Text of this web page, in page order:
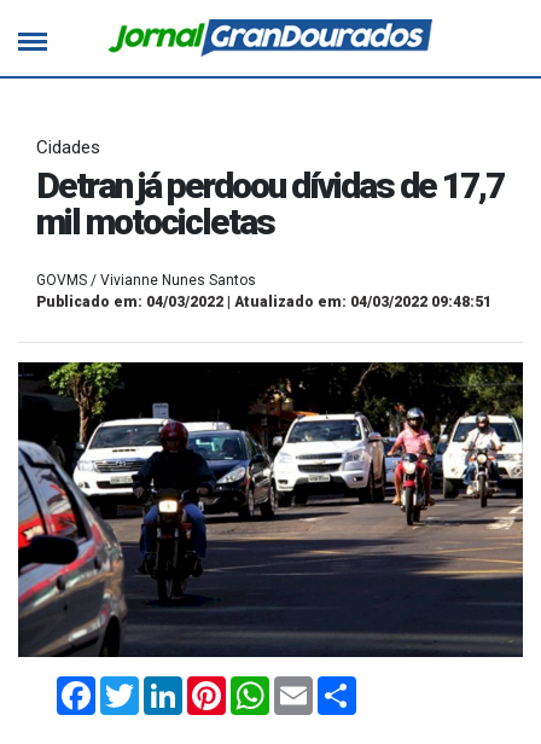
Cidades
Detran já perdoou dívidas de 17,7
mil motocicletas
GOVMS / Vivianne Nunes Santos
Publicado em: 04/03/2022 | Atualizado em: 04/03/2022 09:48:51
FacebookTwitterLinkedInPinterestWhatsApp
Email